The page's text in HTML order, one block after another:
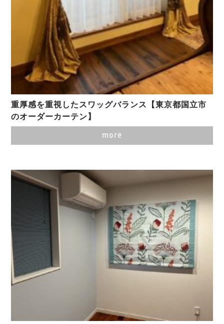
重厚感を重視したスワッグバランス【東京都国立市
のオーダーカーテン】
more